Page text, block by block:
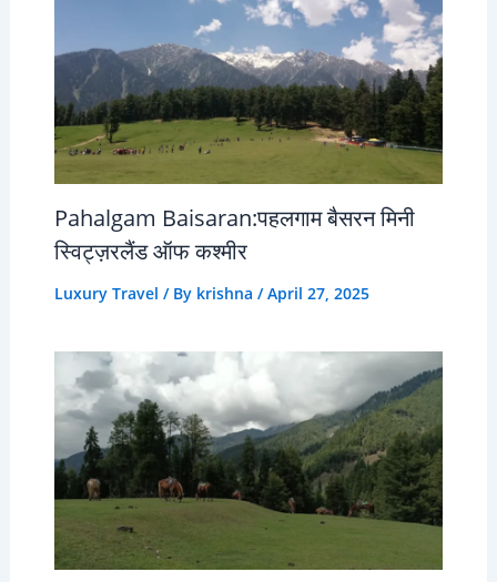
Pahalgam Baisaran:पहलगाम बैसरन मिनी
स्विट्ज़रलैंड ऑफ कश्मीर
Luxury Travel / By krishna /April 27, 2025